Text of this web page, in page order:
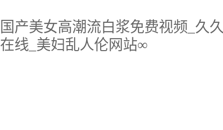
国产美女高潮流白浆免费视频_久
在线_美妇乱人伦网站∞